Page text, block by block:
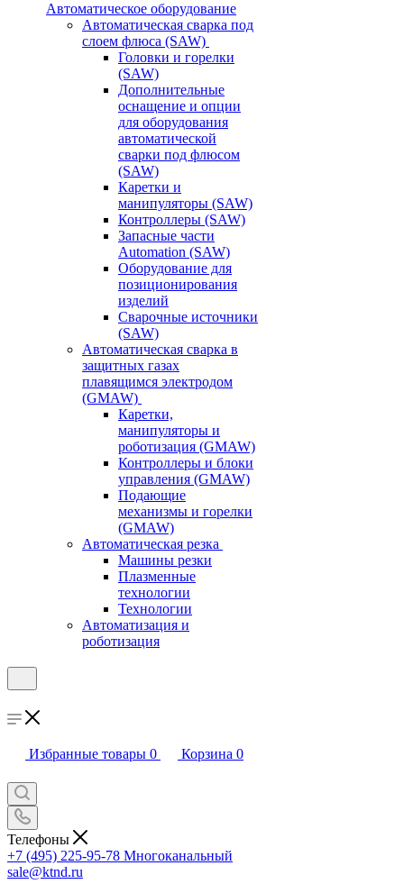
Автоматическое оборудование
Автоматическая сварка под
слоем флюса (SAW)
Головки и горелки
(SAW)
Дополнительные
оснащение и опции
для оборудования
автоматической
сварки под флюсом
(SAW)
Каретки и
манипуляторы (SAW)
Контроллеры (SAW)
Запасные части
Automation (SAW)
Оборудование для
позиционирования
изделий
Сварочные источники
(SAW)
Автоматическая сварка в
защитных газах
плавящимся электродом
(GMAW)
Каретки,
манипуляторы и
роботизация (GMAW)
Контроллеры и блоки
управления (GMAW)
Подающие
механизмы и горелки
(GMAW)
Автоматическая резка
Машины резки
Плазменные
технологии
Технологии
Автоматизация и
роботизация
Избранные товары 0 Корзина 0
Телефоны
+7 (495) 225-95-78 Многоканальный
sale@ktnd.ru